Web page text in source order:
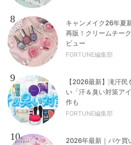
8
キャンメイク26年夏
再販！クリームチー
ビュー
FORTUNE編集部
9
【2026最新】滝汗
い「汗＆臭い対策ア
作も
FORTUNE編集部
10
2026年最新｜パケ買